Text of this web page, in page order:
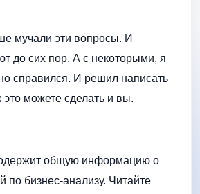
мучали эти вопросы. И
до сих пор. А с некоторыми, я
справился. И решил написать
это можете сделать и вы.
общую информацию о
по бизнес-анализу. Читайте